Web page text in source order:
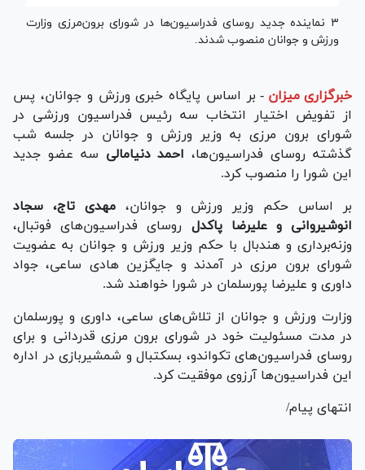
۳ نماینده جدید روسای فدراسیون‌ها در شورای برون‌مرزی وزارت
ورزش و جوانان منصوب شدند.
خبرگزاری میزان - بر اساس پایگاه خبری ورزش و جوانان، پس
از تفویض اختیار انتخاب سه رئیس فدراسیون ورزشی در
شورای برون مرزی به وزیر ورزش و جوانان در جلسه شب
گذشته روسای فدراسیون‌ها، احمد دنیامالی سه عضو جدید
این شورا را منصوب کرد.
بر اساس حکم وزیر ورزش و جوانان،مهدی تاج، سجاد
انوشیروانی و علیرضا پاکدل روسای فدراسیون‌های فوتبال،
وزنه‌برداری و هندبال با حکم وزیر ورزش و جوانان به عضویت
شورای برون مرزی در آمدند و جایگزین هادی ساعی، جواد
داوری و علیرضا پورسلمان در شورا خواهند شد.
وزارت ورزش و جوانان از تلاش‌های ساعی، داوری و پورسلمان
در مدت مسئولیت خود در شورای برون مرزی قدردانی و برای
روسای فدراسیون‌های تکواندو، بسکتبال و شمشیربازی در اداره
این فدراسیون‌ها آرزوی موفقیت کرد.
انتهای پیام/